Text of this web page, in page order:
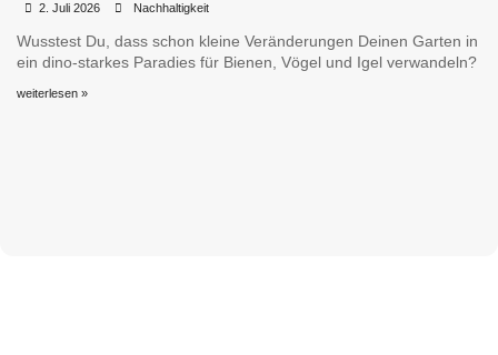
2. Juli 2026 Nachhaltigkeit
Wusstest Du, dass schon kleine Veränderungen Deinen Garten in
ein dino-starkes Paradies für Bienen, Vögel und Igel verwandeln?
weiterlesen »